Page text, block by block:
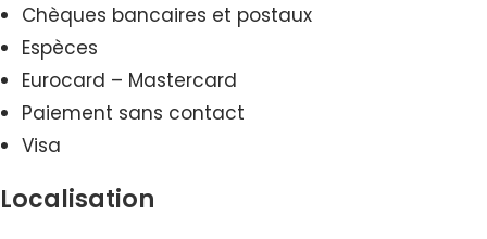
Chèques bancaires et postaux
Espèces
Eurocard – Mastercard
Paiement sans contact
Visa
Localisation